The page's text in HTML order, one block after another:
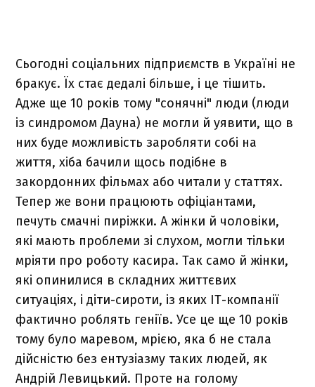
Сьогодні соціальних підприємств в Україні не
бракує. Їх стає дедалі більше, і це тішить.
Адже ще 10 років тому "сонячні" люди (люди
із синдромом Дауна) не могли й уявити, що в
них буде можливість заробляти собі на
життя, хіба бачили щось подібне в
закордонних фільмах або читали у статтях.
Тепер же вони працюють офіціантами,
печуть смачні пиріжки. А жінки й чоловіки,
які мають проблеми зі слухом, могли тільки
мріяти про роботу касира. Так само й жінки,
які опинилися в складних життєвих
ситуаціях, і діти-сироти, із яких IТ-компанії
фактично роблять геніїв. Усе це ще 10 років
тому було маревом, мрією, яка б не стала
дійсністю без ентузіазму таких людей, як
Андрій Левицький. Проте на голому